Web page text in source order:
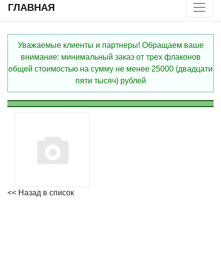
ГЛАВНАЯ
Уважаемые клиенты и партнеры! Обращаем ваше
внимание: минимальный заказ от трех флаконов
общей стоимостью на сумму не менее 25000 (двадцати
пяти тысяч) рублей
<< Назад в список